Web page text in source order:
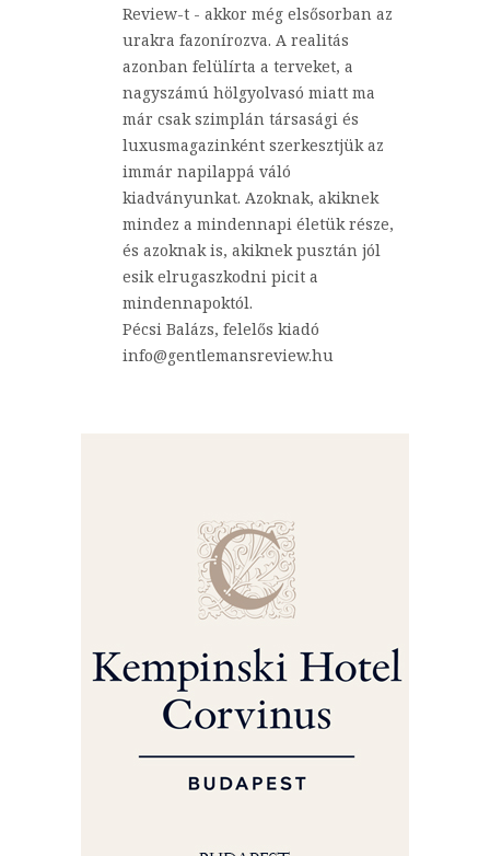
Review-t - akkor még elsősorban az
urakra fazonírozva. A realitás
azonban felülírta a terveket, a
nagyszámú hölgyolvasó miatt ma
már csak szimplán társasági és
luxusmagazinként szerkesztjük az
immár napilappá váló
kiadványunkat. Azoknak, akiknek
mindez a mindennapi életük része,
és azoknak is, akiknek pusztán jól
esik elrugaszkodni picit a
mindennapoktól.
Pécsi Balázs, felelős kiadó
info@gentlemansreview.hu